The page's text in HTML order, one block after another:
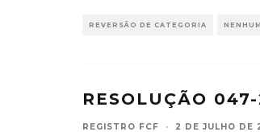
REVERSÃO DE CATEGORIA
RESOLUÇÃO
REGISTRO FCF · 2 DE JULHO DE